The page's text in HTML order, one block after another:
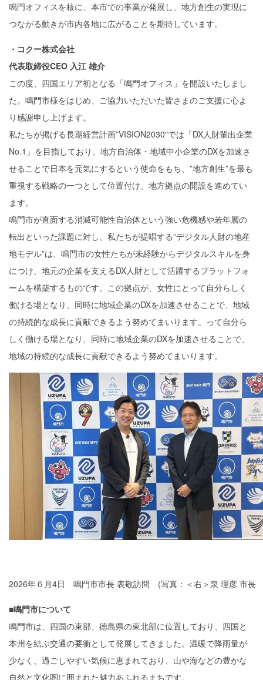
鳴門オフィスを核に、本市での事業が発展し、地方創生の実現に
つながる動きが市内各地に広がることを期待しています。
・コクー株式会社
代表取締役CEO 入江 雄介
この度、四国エリア初となる「鳴門オフィス」を開設いたしまし
た。鳴門市様をはじめ、ご協力いただいた皆さまのご支援に心よ
り感謝申し上げます。
私たちが掲げる長期経営計画”VISION2030″では「DX人財輩出企業
No.1」を目指しており、地方自治体・地域中小企業のDXを加速さ
せることで日本を元気にするという使命をもち、”地方創生”を最も
重視する戦略の一つとして位置付け、地方拠点の開設を進めてい
ます。
鳴門市が直面する消滅可能性自治体という強い危機感や若年層の
転出といった課題に対し、私たちが提唱する”デジタル人財の地産
地モデル”は、鳴門市の女性たちが未経験からデジタルスキルを身
につけ、地元の企業を支えるDX人財として活躍するプラットフォ
ームを構築するものです。この拠点が、女性にとって自分らしく
働ける場となり、同時に地域企業のDXを加速させることで、地域
の持続的な成長に貢献できるよう努めてまいります。って自分ら
しく働ける場となり、同時に地域企業のDXを加速させることで、
地域の持続的な成長に貢献できるよう努めてまいります。
2026年６月4日 鳴門市市長 表敬訪問 (写真：＜右＞泉 理彦 市長
■鳴門市について
鳴門市は、四国の東部、徳島県の東北部に位置しており、四国と
本州を結ぶ交通の要衝として発展してきました。温暖で降雨量が
少なく、過ごしやすい気候に恵まれており、山や海などの豊かな
自然と文化圏に囲まれた魅力あふれるまちです。